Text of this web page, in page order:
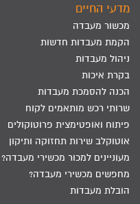
מדעי החיים
מכשור מעבדה
הקמת מעבדות חדשות
ניהול מעבדות
בקרת איכות
הכנה להסמכת מעבדות
שרותי רכש מותאמים לקוח
פיתוח ואופטימצית פרוטוקולים
אוטוקלב שירות תחזוקה ותיקון
מעוניינים למכור מכשירי מעבדה?
מחפשים מכשירי מעבדה?
הובלת מעבדות